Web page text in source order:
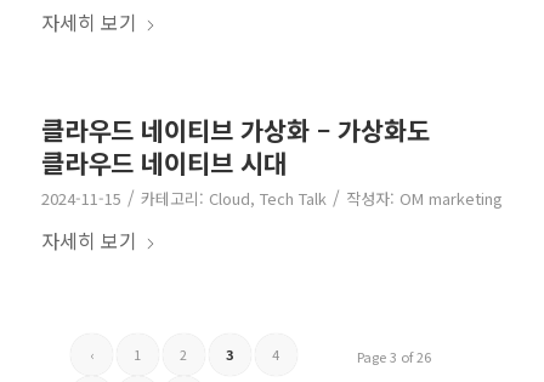
자세히 보기
클라우드 네이티브 가상화 – 가상화도
클라우드 네이티브 시대
2024-11-15 / 카테고리: Cloud, Tech Talk / 작성자: OM marketing
자세히 보기
Page 3 of 26
‹ 1 2 3 4